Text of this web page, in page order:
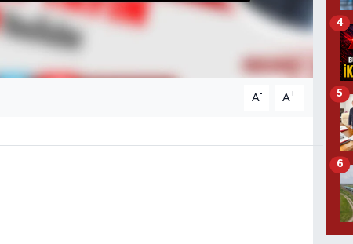
A- A+
4
5
6